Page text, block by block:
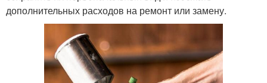
дополнительных расходов на ремонт или замену.